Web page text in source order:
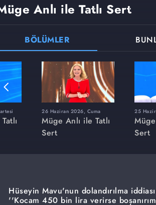
Anlı ile Tatlı Sert
BÖLÜMLER
26 Haziran 2026, Cuma
Müge Anlı ile Tatlı
Sert
25
Sert
Hüseyin Mavu'nun dolandırılma
''Kocam 450 bin lira verirse